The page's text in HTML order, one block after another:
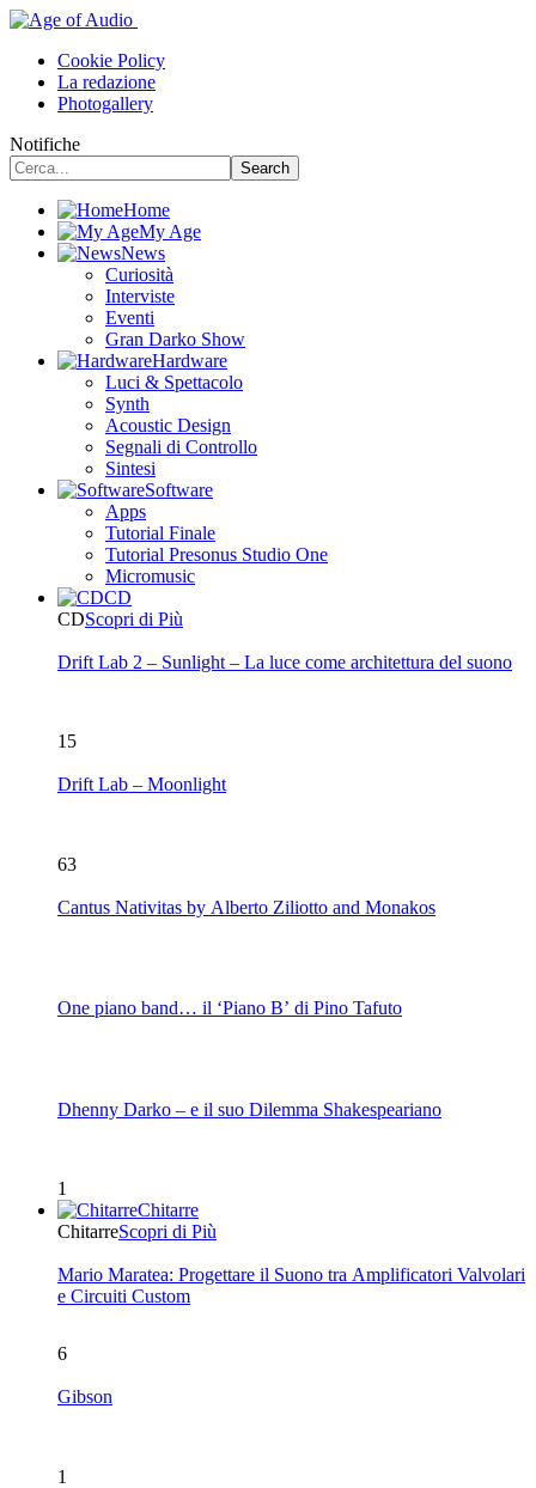
Cookie Policy
La redazione
Photogallery
Notifiche
Home
My Age
News
Curiosità
Interviste
Eventi
Gran Darko Show
Hardware
Luci & Spettacolo
Synth
Acoustic Design
Segnali di Controllo
Sintesi
Software
Apps
Tutorial Finale
Tutorial Presonus Studio One
Micromusic
CD
CDScopri di Più
Drift Lab 2 – Sunlight – La luce come architettura del suono
15
Drift Lab – Moonlight
63
Cantus Nativitas by Alberto Ziliotto and Monakos
One piano band… il ‘Piano B’ di Pino Tafuto
Dhenny Darko – e il suo Dilemma Shakespeariano
1
Chitarre
ChitarreScopri di Più
Mario Maratea: Progettare il Suono tra Amplificatori Valvolari
e Circuiti Custom
6
Gibson
1